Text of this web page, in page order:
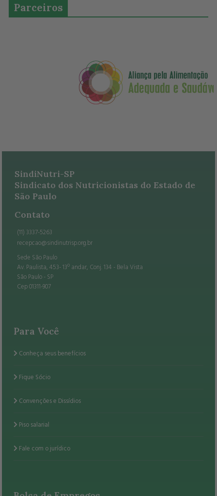
Parceiros
SindiNutri-SP
Sindicato dos Nutricionistas do Estado de
São Paulo
Contato
(11) 3337-5263
recepcao@sindinutrisp.org.br
Sede São Paulo
Av. Paulista, 453- 13º andar, Conj. 134 - Bela Vista
São Paulo - SP
Cep 01311-907
Para Você
Conheça seus benefícios
Fique Sócio
Convenções e Dissídios
Piso salarial
Fale com o jurídico